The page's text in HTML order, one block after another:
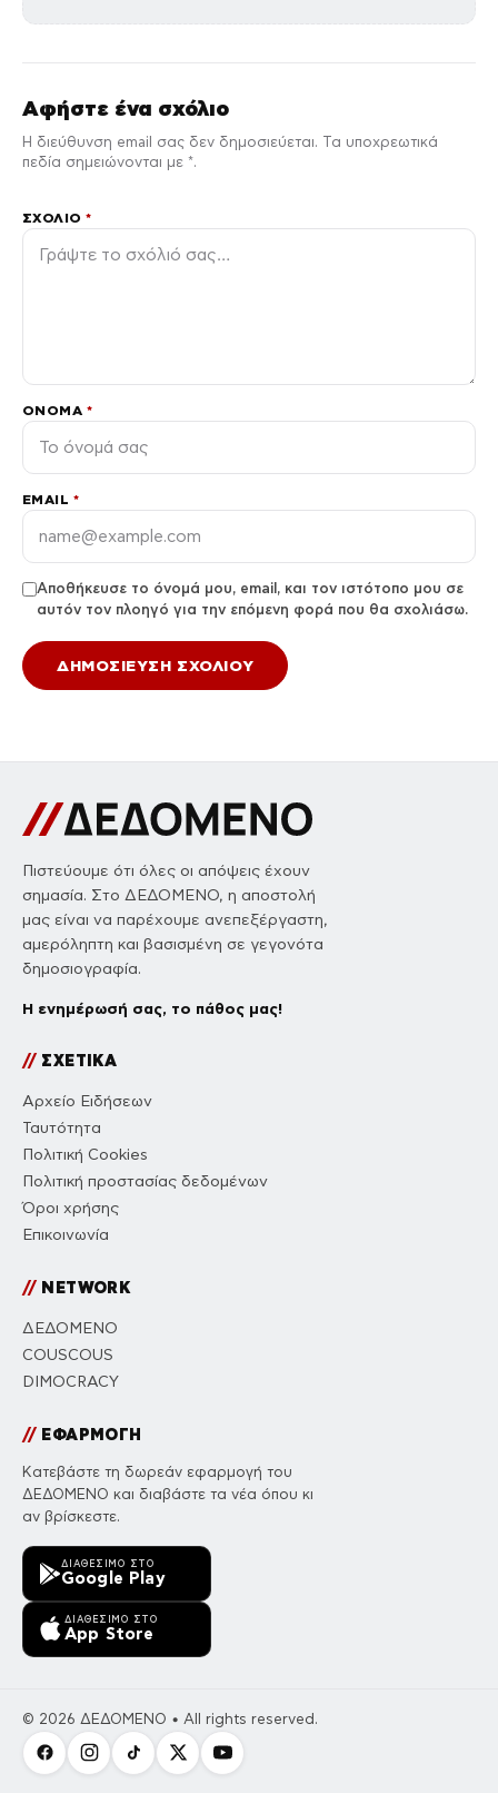
Αφήστε ένα σχόλιο
Η διεύθυνση email σας δεν δημοσιεύεται. Τα υποχρεωτικά
πεδία σημειώνονται με *.
ΣΧΌΛΙΟ*
ΌΝΟΜΑ *
EMAIL *
Αποθήκευσε το όνομά μου, email, και τον ιστότοπο μου σε
αυτόν τον πλοηγό για την επόμενη φορά που θα σχολιάσω.
Πιστεύουμε ότι όλες οι απόψεις έχουν
σημασία. Στο ΔΕΔΟΜΕΝΟ, η αποστολή
μας είναι να παρέχουμε ανεπεξέργαστη,
αμερόληπτη και βασισμένη σε γεγονότα
δημοσιογραφία.
Η ενημέρωσή σας, το πάθος μας!
//ΣΧΕΤΙΚΑ
Αρχείο Ειδήσεων
Ταυτότητα
Πολιτική Cookies
Πολιτική προστασίας δεδομένων
Όροι χρήσης
Επικοινωνία
//NETWORK
ΔΕΔΟΜΕΝΟ
COUSCOUS
DIMOCRACY
//ΕΦΑΡΜΟΓΗ
Κατεβάστε τη δωρεάν εφαρμογή του
ΔΕΔΟΜΕΝΟ και διαβάστε τα νέα όπου κι
αν βρίσκεστε.
ΔΙΑΘΈΣΙΜΟ ΣΤΟ
Google Play
ΔΙΑΘΈΣΙΜΟ ΣΤΟ
App Store
© 2026 ΔΕΔΟΜΕΝΟ • All rights reserved.